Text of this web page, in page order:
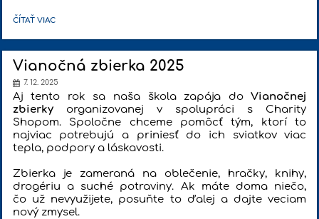
2
ČÍTAŤ VIAC
Vianočná zbierka 2025
7. 12. 2025
Aj tento rok sa naša škola zapája doVianočnej
zbierkyorganizovanej v spolupráci s Charity
Shopom. Spoločne chceme pomôcť tým, ktorí to
najviac potrebujú a priniesť do ich sviatkov viac
tepla, podpory a láskavosti.
Zbierka je zameraná na oblečenie, hračky, knihy,
drogériu a suché potraviny. Ak máte doma niečo,
čo už nevyužijete, posuňte to ďalej a dajte veciam
nový zmysel.